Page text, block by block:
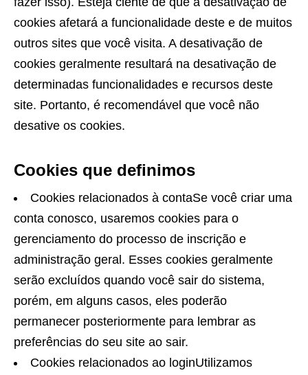
cookies afetará a funcionalidade deste e de muitos
outros sites que você visita. A desativação de
cookies geralmente resultará na desativação de
determinadas funcionalidades e recursos deste
site. Portanto, é recomendável que você não
desative os cookies.
Cookies que definimos
Cookies relacionados à contaSe você criar uma
conta conosco, usaremos cookies para o
gerenciamento do processo de inscrição e
administração geral. Esses cookies geralmente
serão excluídos quando você sair do sistema,
porém, em alguns casos, eles poderão
permanecer posteriormente para lembrar as
preferências do seu site ao sair.
Cookies relacionados ao loginUtilizamos